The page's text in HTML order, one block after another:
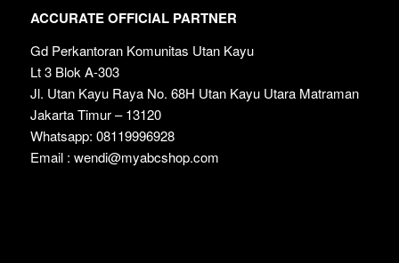
ACCURATE OFFICIAL PARTNER
Gd Perkantoran Komunitas Utan Kayu
Lt 3 Blok A-303
Jl. Utan Kayu Raya No. 68H Utan Kayu Utara Matraman
Jakarta Timur – 13120
Whatsapp: 08119996928
Email : wendi@myabcshop.com